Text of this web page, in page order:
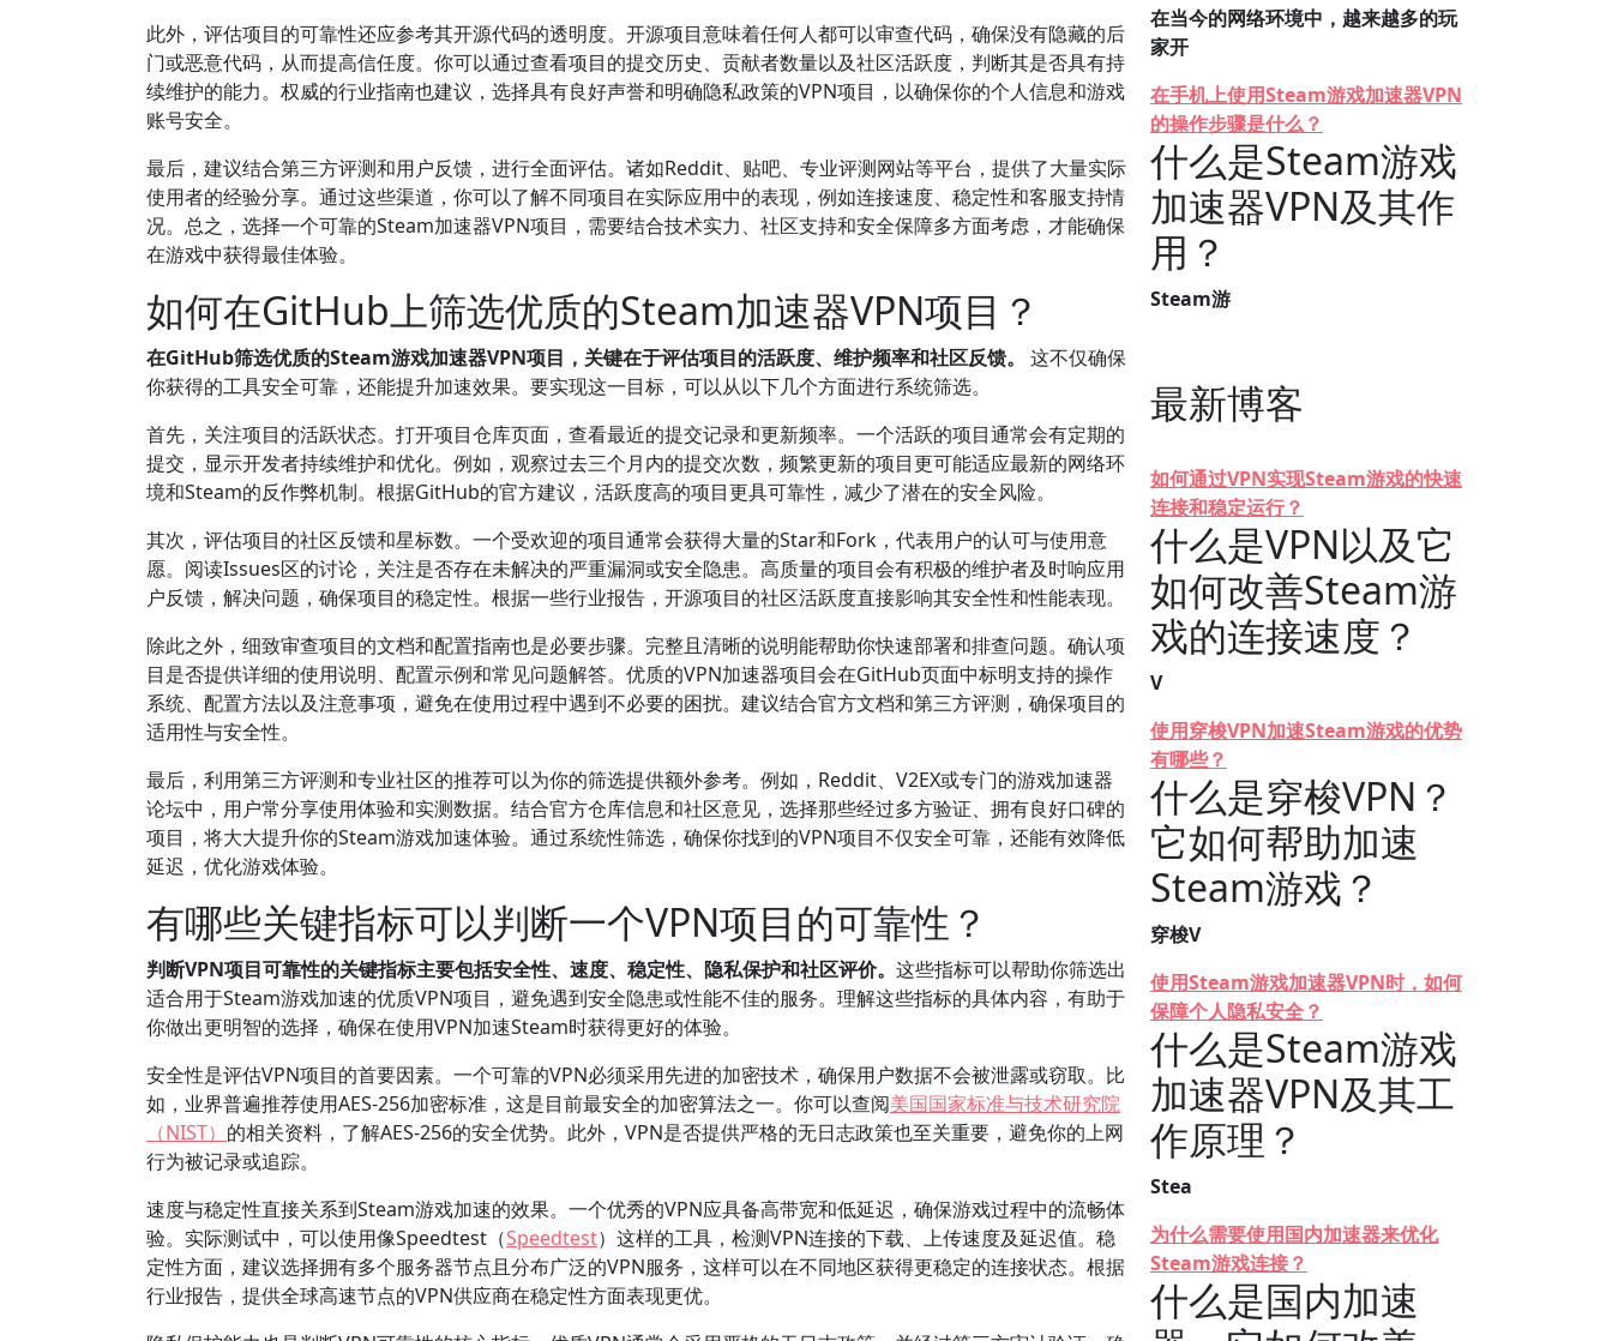
此外，评估项目的可靠性还应参考其开源代码的透明度。开源项目意味着任何人都可以审查代码，确保没有隐藏的后
门或恶意代码，从而提高信任度。你可以通过查看项目的提交历史、贡献者数量以及社区活跃度，判断其是否具有持
续维护的能力。权威的行业指南也建议，选择具有良好声誉和明确隐私政策的VPN项目，以确保你的个人信息和游戏
账号安全。
最后，建议结合第三方评测和用户反馈，进行全面评估。诸如Reddit、贴吧、专业评测网站等平台，提供了大量实际
使用者的经验分享。通过这些渠道，你可以了解不同项目在实际应用中的表现，例如连接速度、稳定性和客服支持情
况。总之，选择一个可靠的Steam加速器VPN项目，需要结合技术实力、社区支持和安全保障多方面考虑，才能确保
在游戏中获得最佳体验。
如何在GitHub上筛选优质的Steam加速器VPN项目？
在GitHub筛选优质的Steam游戏加速器VPN项目，关键在于评估项目的活跃度、维护频率和社区反馈。
这不仅确保
你获得的工具安全可靠，还能提升加速效果。要实现这一目标，可以从以下几个方面进行系统筛选。
首先，关注项目的活跃状态。打开项目仓库页面，查看最近的提交记录和更新频率。一个活跃的项目通常会有定期的
提交，显示开发者持续维护和优化。例如，观察过去三个月内的提交次数，频繁更新的项目更可能适应最新的网络环
境和Steam的反作弊机制。根据GitHub的官方建议，活跃度高的项目更具可靠性，减少了潜在的安全风险。
其次，评估项目的社区反馈和星标数。一个受欢迎的项目通常会获得大量的Star和Fork，代表用户的认可与使用意
愿。阅读Issues区的讨论，关注是否存在未解决的严重漏洞或安全隐患。高质量的项目会有积极的维护者及时响应用
户反馈，解决问题，确保项目的稳定性。根据一些行业报告，开源项目的社区活跃度直接影响其安全性和性能表现。
除此之外，细致审查项目的文档和配置指南也是必要步骤。完整且清晰的说明能帮助你快速部署和排查问题。确认项
目是否提供详细的使用说明、配置示例和常见问题解答。优质的VPN加速器项目会在GitHub页面中标明支持的操作
系统、配置方法以及注意事项，避免在使用过程中遇到不必要的困扰。建议结合官方文档和第三方评测，确保项目的
适用性与安全性。
最后，利用第三方评测和专业社区的推荐可以为你的筛选提供额外参考。例如，Reddit、V2EX或专门的游戏加速器
论坛中，用户常分享使用体验和实测数据。结合官方仓库信息和社区意见，选择那些经过多方验证、拥有良好口碑的
项目，将大大提升你的Steam游戏加速体验。通过系统性筛选，确保你找到的VPN项目不仅安全可靠，还能有效降低
延迟，优化游戏体验。
有哪些关键指标可以判断一个VPN项目的可靠性？
判断VPN项目可靠性的关键指标主要包括安全性、速度、稳定性、隐私保护和社区评价。 这些指标可以帮助你筛选出
适合用于Steam游戏加速的优质VPN项目，避免遇到安全隐患或性能不佳的服务。理解这些指标的具体内容，有助于
你做出更明智的选择，确保在使用VPN加速Steam时获得更好的体验。
安全性是评估VPN项目的首要因素。一个可靠的VPN必须采用先进的加密技术，确保用户数据不会被泄露或窃取。比
如，业界普遍推荐使用AES-256加密标准，这是目前最安全的加密算法之一。你可以查阅美国国家标准与技术研究院
（NIST） 的相关资料，了解AES-256的安全优势。此外，VPN是否提供严格的无日志政策也至关重要，避免你的上网
行为被记录或追踪。
速度与稳定性直接关系到Steam游戏加速的效果。一个优秀的VPN应具备高带宽和低延迟，确保游戏过程中的流畅体
验。实际测试中，可以使用像Speedtest（Speedtest）这样的工具，检测VPN连接的下载、上传速度及延迟值。稳
定性方面，建议选择拥有多个服务器节点且分布广泛的VPN服务，这样可以在不同地区获得更稳定的连接状态。根据
行业报告，提供全球高速节点的VPN供应商在稳定性方面表现更优。
在当今的网络环境中，越来越多的玩
家开
在手机上使用Steam游戏加速器VPN
的操作步骤是什么？
什么是Steam游戏
加速器VPN及其作
用？
Steam游
最新博客
如何通过VPN实现Steam游戏的快速
连接和稳定运行？
什么是VPN以及它
如何改善Steam游
戏的连接速度？
V
使用穿梭VPN加速Steam游戏的优势
有哪些？
什么是穿梭VPN？
它如何帮助加速
Steam游戏？
穿梭V
使用Steam游戏加速器VPN时，如何
保障个人隐私安全？
什么是Steam游戏
加速器VPN及其工
作原理？
Stea
为什么需要使用国内加速器来优化
Steam游戏连接？
什么是国内加速